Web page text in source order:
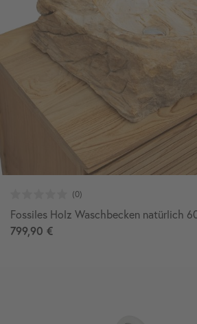
Fossiles Holz Waschbecken natürlich
799,90 €